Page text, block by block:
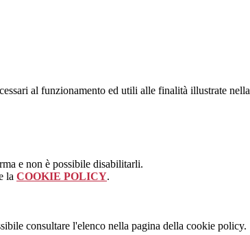
al funzionamento ed utili alle finalità illustrate nella
e non è possibile disabilitarli.
la COOKIE POLICY.
consultare l'elenco nella pagina della cookie policy.